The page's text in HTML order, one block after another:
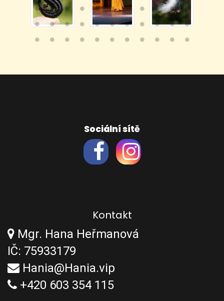
Sociální sítě
Kontakt
Mgr. Hana Heřmanová
IČ: 75933179
Hania@Hania.vip
+420 603 354 115